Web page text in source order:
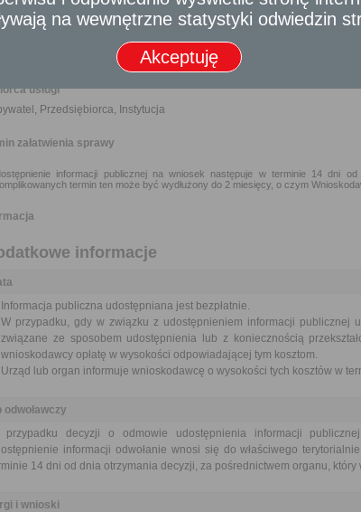
którymi dysponuje Urząd, nie umożliwiają udostępnienia informacji w
formularz wniosku albo wypełniony wniosek w formie
usługi
Przedsiębiorca, Instytucja
załatwienia sprawy
informacji publicznej na wniosek następuje w terminie 14 dni
termin ten może być wydłużony do 2 miesięcy, o czym
informacje
Informacja publiczna udostępniana jest bezpłatnie.
W przypadku, gdy w związku z udostępnieniem informacji publicznej
związane ze sposobem udostępnienia lub z koniecznością
wnioskodawcy opłatę w wysokości odpowiadającej tym kosztom.
Urząd lub organ informuje wnioskodawcę o wysokości tych kosztów w
odwoławczy
przypadku decyzji o odmowie udostępnienia informacji
informacji odwołanie wnosi się do właściwego
14 dni od dnia otrzymania decyzji, za pośrednictwem organu, który
i wnioski
na wewnętrzne statystyki odwiedzin
Akceptuję